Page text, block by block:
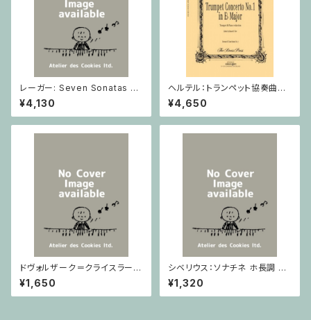
レーガー: Seven Sonatas o
p. 91 Heft 2 / ヴァイオリン
¥4,130
ヘルテル：トランペット協奏曲第1
番 変ホ長調/トランペット・ピア
ノ
¥4,650
ドヴォルザーク＝クライスラー：
スラヴ幻想曲 ロ短調 from Op.
55-4, Op.75 / ヴァイオリンと
ピアノ
¥1,650
シベリウス：ソナチネ ホ長調 O
p.80 / ヴァイオリンとピアノ
¥1,320